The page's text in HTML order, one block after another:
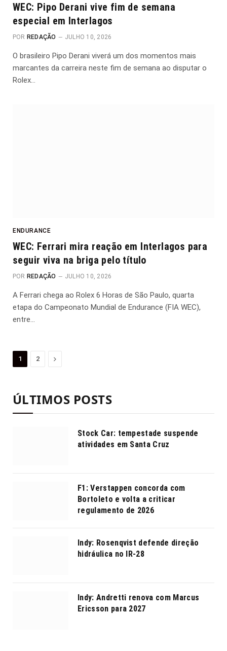
WEC: Pipo Derani vive fim de semana
especial em Interlagos
POR REDAÇÃO JULHO 10, 2026
O brasileiro Pipo Derani viverá um dos momentos mais
marcantes da carreira neste fim de semana ao disputar o
Rolex…
ENDURANCE
WEC: Ferrari mira reação em Interlagos para
seguir viva na briga pelo título
POR REDAÇÃO JULHO 10, 2026
A Ferrari chega ao Rolex 6 Horas de São Paulo, quarta
etapa do Campeonato Mundial de Endurance (FIA WEC),
entre…
1 2 Proximo
ÚLTIMOS POSTS
Stock Car: tempestade suspende
atividades em Santa Cruz
F1: Verstappen concorda com
Bortoleto e volta a criticar
regulamento de 2026
Indy: Rosenqvist defende direção
hidráulica no IR-28
Indy: Andretti renova com Marcus
Ericsson para 2027